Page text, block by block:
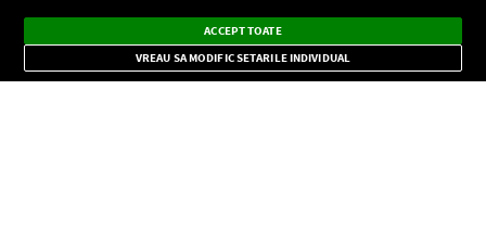
CONFIDENŢIALITATE
Dark
Mode
Radio live, podcasturi, știri și alerte
importante.
×
ACCEPT TOATE
VREAU SA MODIFIC SETARILE INDIVIDUAL